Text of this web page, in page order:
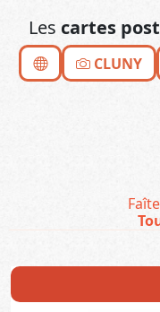
Les cartes
CLUNY